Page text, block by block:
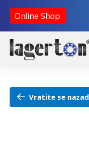
Online Shop
Početna
O nama
Vratite se nazad